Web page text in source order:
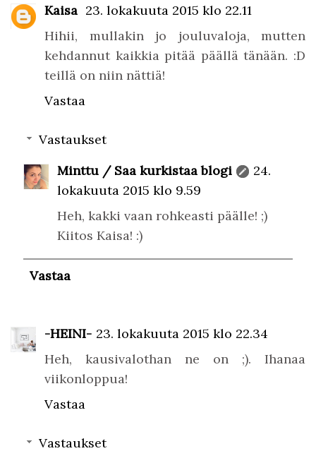
Kaisa 23. lokakuuta 2015 klo 22.11
Hihii, mullakin jo jouluvaloja, mutten
kehdannut kaikkia pitää päällä tänään. :D
teillä on niin nättiä!
Vastaa
Vastaukset
Minttu / Saa kurkistaa blogi
24.
lokakuuta 2015 klo 9.59
Heh, kakki vaan rohkeasti päälle! ;)
Kiitos Kaisa! :)
Vastaa
-HEINI- 23. lokakuuta 2015 klo 22.34
Heh, kausivalothan ne on ;). Ihanaa
viikonloppua!
Vastaa
Vastaukset